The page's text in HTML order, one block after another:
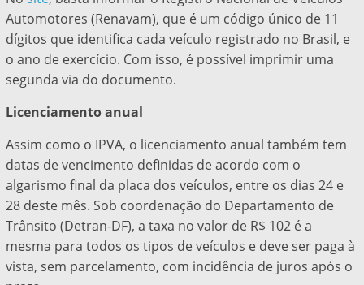
Automotores (Renavam), que é um código único de 11
dígitos que identifica cada veículo registrado no Brasil, e
o ano de exercício. Com isso, é possível imprimir uma
segunda via do documento.
Licenciamento anual
Assim como o IPVA, o licenciamento anual também tem
datas de vencimento definidas de acordo com o
algarismo final da placa dos veículos, entre os dias 24 e
28 deste mês. Sob coordenação do Departamento de
Trânsito (Detran-DF), a taxa no valor de R$ 102 é a
mesma para todos os tipos de veículos e deve ser paga à
vista, sem parcelamento, com incidência de juros após o